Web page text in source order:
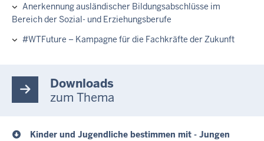
Anerkennung ausländischer Bildungsabschlüsse im
Bereich der Sozial- und Erziehungsberufe
#WTFuture – Kampagne für die Fachkräfte der Zukunft
Downloads
zum Thema
Kinder und Jugendliche bestimmen mit - Jungen